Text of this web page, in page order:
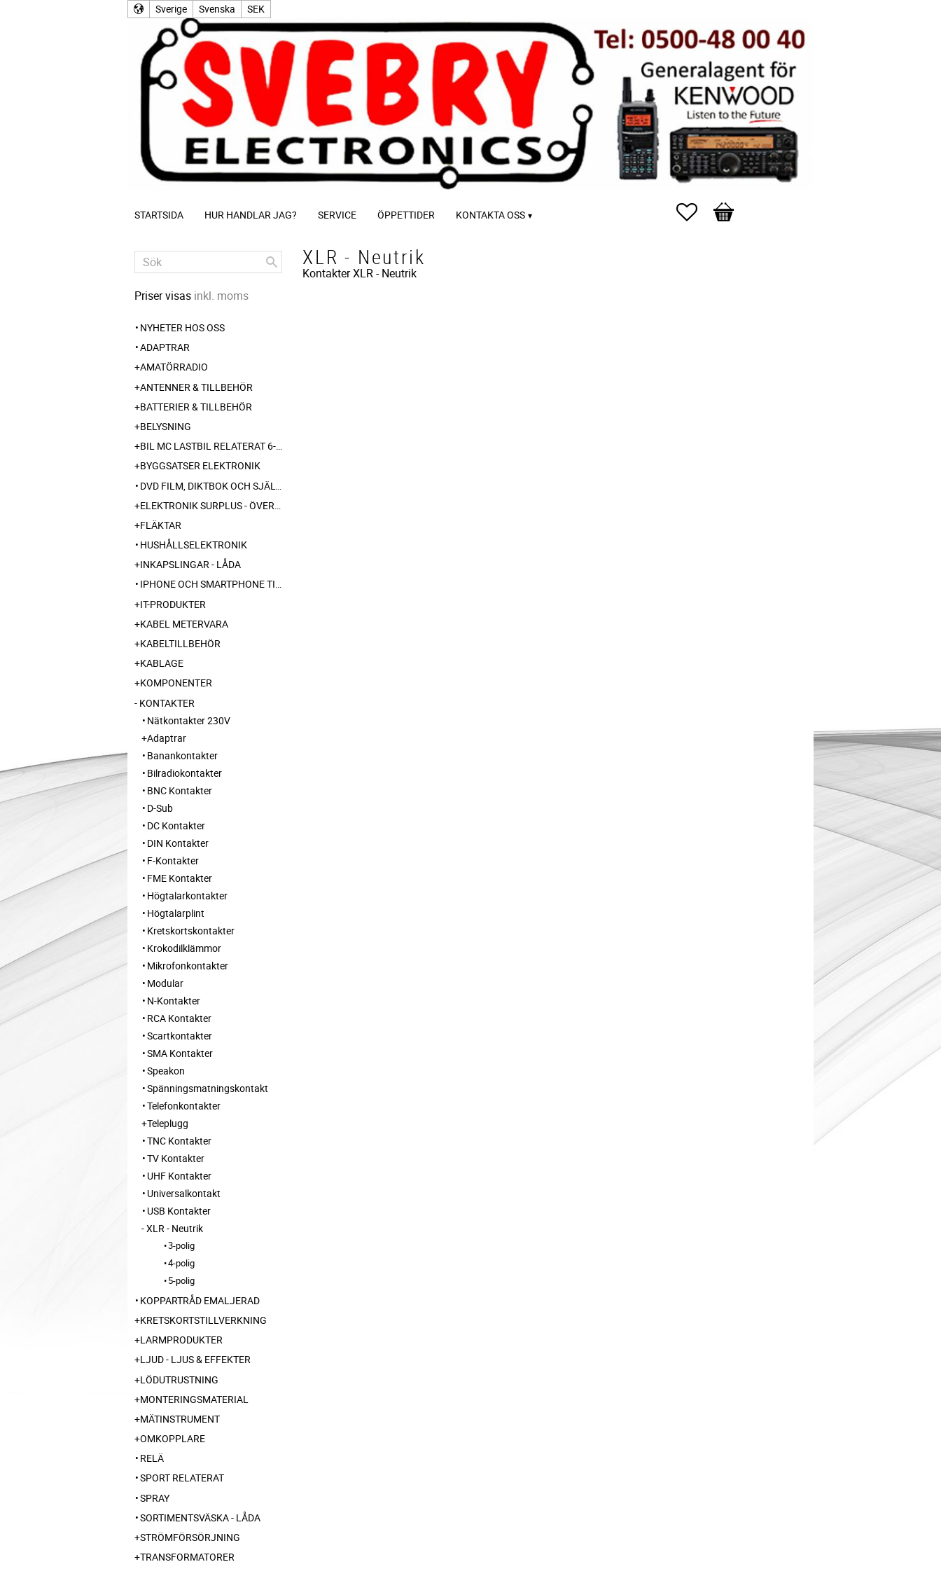
Sverige Svenska SEK
STARTSIDA HUR HANDLAR JAG? SERVICE ÖPPETTIDER KONTAKTA OSS Favoriter
Kundvagn
XLR - Neutrik
KontakterXLR - Neutrik
Priser visas inkl. moms
NYHETER HOS OSS
ADAPTRAR
AMATÖRRADIO
ANTENNER & TILLBEHÖR
BATTERIER & TILLBEHÖR
BELYSNING
BIL MC LASTBIL RELATERAT 6-12-24 240V
BYGGSATSER ELEKTRONIK
DVD FILM, DIKTBOK OCH SJÄLVBIOGRAFI FRÅN SKARABORG
ELEKTRONIK SURPLUS - ÖVERSKOTT
FLÄKTAR
HUSHÅLLSELEKTRONIK
INKAPSLINGAR - LÅDA
IPHONE OCH SMARTPHONE TILLBEHÖR
IT-PRODUKTER
KABEL METERVARA
KABELTILLBEHÖR
KABLAGE
KOMPONENTER
KONTAKTER
Nätkontakter 230V
Adaptrar
Banankontakter
Bilradiokontakter
BNC Kontakter
D-Sub
DC Kontakter
DIN Kontakter
F-Kontakter
FME Kontakter
Högtalarkontakter
Högtalarplint
Kretskortskontakter
Krokodilklämmor
Mikrofonkontakter
Modular
N-Kontakter
RCA Kontakter
Scartkontakter
SMA Kontakter
Speakon
Spänningsmatningskontakt
Telefonkontakter
Teleplugg
TNC Kontakter
TV Kontakter
UHF Kontakter
Universalkontakt
USB Kontakter
XLR - Neutrik
3-polig
4-polig
5-polig
KOPPARTRÅD EMALJERAD
KRETSKORTSTILLVERKNING
LARMPRODUKTER
LJUD - LJUS & EFFEKTER
LÖDUTRUSTNING
MONTERINGSMATERIAL
MÄTINSTRUMENT
OMKOPPLARE
RELÄ
SPORT RELATERAT
SPRAY
SORTIMENTSVÄSKA - LÅDA
STRÖMFÖRSÖRJNING
TRANSFORMATORER